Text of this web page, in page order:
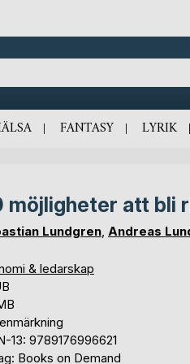
FANTASY LYRIK
möjligheter att bli
Lundgren Andreas
& ledarskap
13: 9789176996621
Books on Demand